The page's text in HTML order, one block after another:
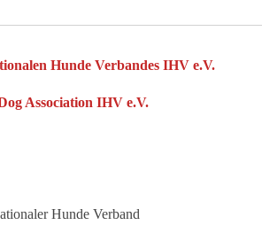
Hunde Verbandes IHV e.V.
Association IHV e.V.
Hunde Verband